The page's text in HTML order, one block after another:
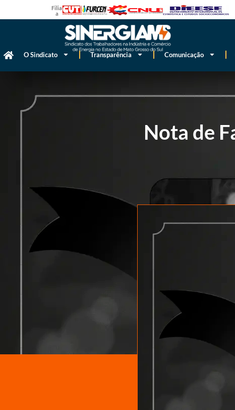
Filiado
a
O Sindicato Transparência Comunicação
Nota de